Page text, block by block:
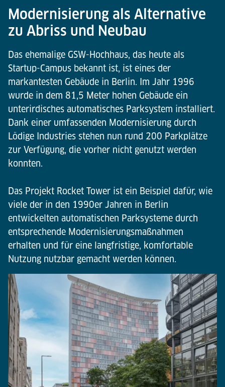
Modernisierung als Alternative
zu Abriss und Neubau
Das ehemalige GSW-Hochhaus, das heute als
Startup-Campus bekannt ist, ist eines der
markantesten Gebäude in Berlin. Im Jahr 1996
wurde in dem 81,5 Meter hohen Gebäude ein
unterirdisches automatisches Parksystem installiert.
Dank einer umfassenden Modernisierung durch
Lödige Industries stehen nun rund 200 Parkplätze
zur Verfügung, die vorher nicht genutzt werden
konnten.
Das Projekt Rocket Tower ist ein Beispiel dafür, wie
viele der in den 1990er Jahren in Berlin
entwickelten automatischen Parksysteme durch
entsprechende Modernisierungsmaßnahmen
erhalten und für eine langfristige, komfortable
Nutzung nutzbar gemacht werden können.